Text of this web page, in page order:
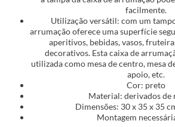
facilmente.
Utilização versátil: com um
arrumação oferece uma superfície
aperitivos, bebidas, vasos,
decorativos. Esta caixa de
utilizada como mesa de centro, mesa
apoio, etc.
Cor: preto
Material: derivados de
Dimensões: 30 x 35 x 35
Montagem